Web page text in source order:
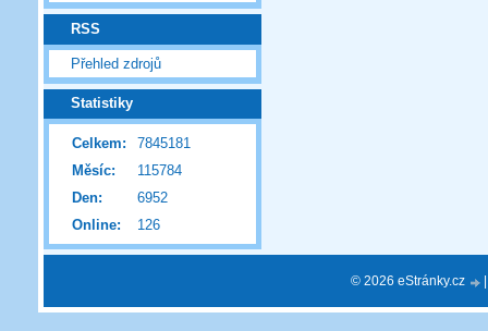
RSS
Přehled zdrojů
Statistiky
Online: 126
Celkem:
7845181
Měsíc:
115784
Den:
6952
© 2026 eStránky.cz